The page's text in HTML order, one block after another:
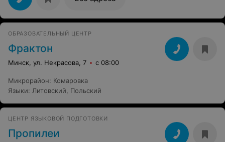
ОБРАЗОВАТЕЛЬНЫЙ ЦЕНТР
Фрактон
Минск, ул. Некрасова, 7 с 08:00
Микрорайон: Комаровка
Языки: Литовский Польский
ЦЕНТР ЯЗЫКОВОЙ ПОДГОТОВКИ
Пропилеи